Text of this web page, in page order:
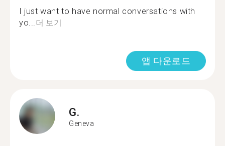
I just want to have normal conversations with
yo... 더 보기
앱 다운로드
G.
Geneva